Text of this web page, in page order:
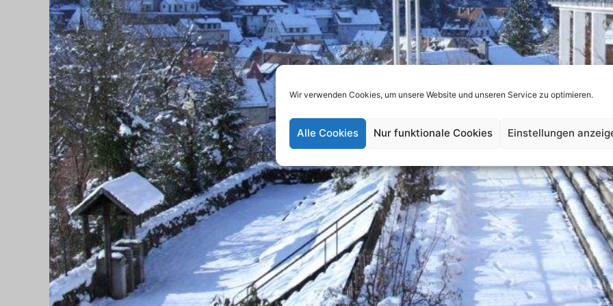
Wir verwenden Cookies, um unsere Website und unseren Service zu optimieren.
Alle Cookies Nur funktionale Cookies Einstellungen